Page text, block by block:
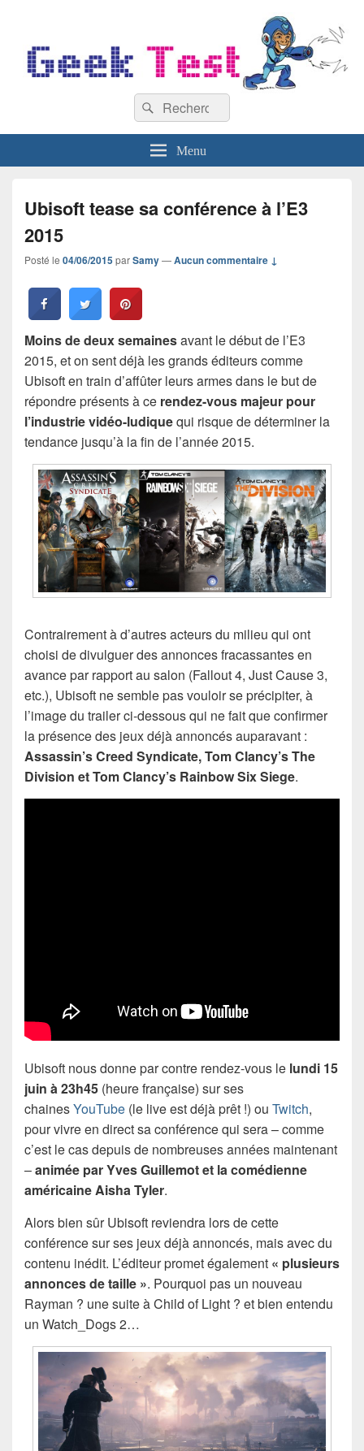
Recherche :
Rechercher
Menu
Ubisoft tease sa conférence à l’E3
2015
Posté le 04/06/2015parSamy—Aucun commentaire ↓
Moins de deux semainesavant le début de l’E3
2015, et on sent déjà les grands éditeurs comme
Ubisoft en train d’affûter leurs armes dans le but de
répondre présents à ce rendez-vous majeur pour
l’industrie vidéo-ludiquequi risque de déterminer la
tendance jusqu’à la fin de l’année 2015.
Contrairement à d’autres acteurs du milieu qui ont
choisi de divulguer des annonces fracassantes en
avance par rapport au salon (Fallout 4, Just Cause 3,
etc.), Ubisoft ne semble pas vouloir se précipiter, à
l’image du trailer ci-dessous qui ne fait que confirmer
la présence des jeux déjà annoncés auparavant :
Assassin’s Creed Syndicate, Tom Clancy’s The
Division et Tom Clancy’s Rainbow Six Siege.
Ubisoft nous donne par contre rendez-vous le lundi 15
juin à 23h45 (heure française) sur ses
chainesYouTube (le live est déjà prêt !) ou Twitch,
pour vivre en direct sa conférence qui sera – comme
c’est le cas depuis de nombreuses années maintenant
–animée par Yves Guillemot et la comédienne
américaine Aisha Tyler.
Alors bien sûr Ubisoft reviendra lors de cette
conférence sur ses jeux déjà annoncés, mais avec du
contenu inédit. L’éditeur promet également « plusieurs
annonces de taille ». Pourquoi pas un nouveau
Rayman ? une suite à Child of Light ? et bien entendu
un Watch_Dogs 2…